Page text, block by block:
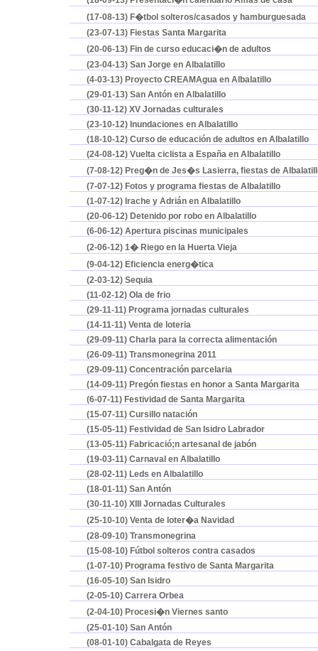
(17-08-13) F�tbol solteros/casados y hamburguesada
(23-07-13) Fiestas Santa Margarita
(20-06-13) Fin de curso educaci�n de adultos
(23-04-13) San Jorge en Albalatillo
(4-03-13) Proyecto CREAMAgua en Albalatillo
(29-01-13) San Antón en Albalatillo
(30-11-12) XV Jornadas culturales
(23-10-12) Inundaciones en Albalatillo
(18-10-12) Curso de educación de adultos en Albalatillo
(24-08-12) Vuelta ciclista a España en Albalatillo
(7-08-12) Preg�n de Jes�s Lasierra, fiestas de
(7-07-12) Fotos y programa fiestas de Albalatillo
(1-07-12) Irache y Adrián en Albalatillo
(20-06-12) Detenido por robo en Albalatillo
(6-06-12) Apertura piscinas municipales
(2-06-12) 1� Riego en la Huerta Vieja
(9-04-12) Eficiencia energ�tica
(2-03-12) Sequia
(11-02-12) Ola de frio
(29-11-11) Programa jornadas culturales
(14-11-11) Venta de loteria
(29-09-11) Charla para la correcta alimentación
(26-09-11) Transmonegrina 2011
(29-09-11) Concentración parcelaria
(14-09-11) Pregón fiestas en honor a Santa Margarita
(6-07-11) Festividad de Santa Margarita
(15-07-11) Cursillo natación
(15-05-11) Festividad de San Isidro Labrador
(13-05-11) Fabricació;n artesanal de jabón
(19-03-11) Carnaval en Albalatillo
(28-02-11) Leds en Albalatillo
(18-01-11) San Antón
(30-11-10) XIII Jornadas Culturales
(25-10-10) Venta de loter�a Navidad
(28-09-10) Transmonegrina
(15-08-10) Fútbol solteros contra casados
(1-07-10) Programa festivo de Santa Margarita
(16-05-10) San Isidro
(2-05-10) Carrera Orbea
(2-04-10) Procesi�n Viernes santo
(25-01-10) San Antón
(08-01-10) Cabalgata de Reyes